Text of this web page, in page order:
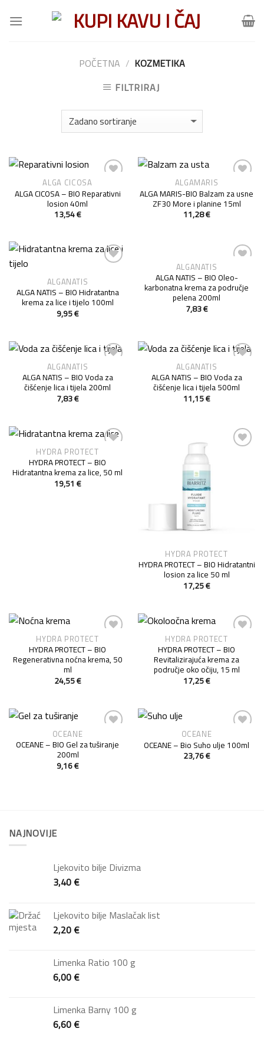
POČETNA / KOZMETIKA
FILTRIRAJ
Wishlist
ALGA CICOSA
ALGA CICOSA – BIO Reparativni
losion 40ml
13,54€
Wishlist
ALGAMARIS
ALGA MARIS-BIO Balzam za usne
ZF30 More i planine 15ml
11,28€
ALGANATIS
ALGA NATIS – BIO Hidratantna
krema za lice i tijelo 100ml
9,95€
Wishlist
ALGANATIS
ALGA NATIS – BIO Oleo-
karbonatna krema za područje
pelena 200ml
7,83€
Wishlist
ALGANATIS
ALGA NATIS – BIO Voda za
čišćenje lica i tijela 200ml
7,83€
Wishlist
ALGANATIS
ALGA NATIS – BIO Voda za
čišćenje lica i tijela 500ml
11,15€
Wishlist
HYDRA PROTECT
HYDRA PROTECT – BIO
Hidratantna krema za lice, 50 ml
19,51 €
HYDRA PROTECT
HYDRA PROTECT – BIO Hidratantni
losion za lice 50 ml
17,25€
Wishlist
HYDRA PROTECT
HYDRA PROTECT – BIO
Regenerativna noćna krema, 50
ml
24,55€
Wishlist
HYDRA PROTECT
HYDRA PROTECT – BIO
Revitalizirajuća krema za
područje oko očiju, 15 ml
17,25€
Wishlist
OCEANE
OCEANE – BIO Gel za tuširanje
200ml
9,16€
Wishlist
OCEANE
OCEANE – Bio Suho ulje 100ml
23,76€
NAJNOVIJE
Ljekovito bilje Divizma
3,40€
Ljekovito bilje Maslačak list
2,20€
Limenka Ratio 100 g
6,00€
Limenka Barny 100 g
6,60€